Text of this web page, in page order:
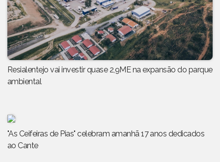
Resialentejo vai investir quase 2,9ME na expansão do parque
ambiental
"As Ceifeiras de Pias" celebram amanhã 17 anos dedicados
ao Cante